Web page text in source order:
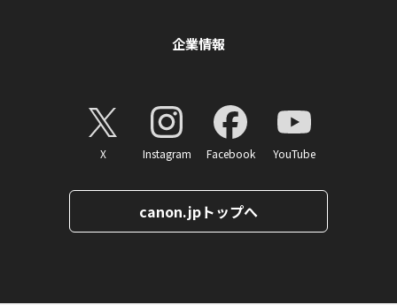
企業情報
X Instagram Facebook YouTube
canon.jpトップへ